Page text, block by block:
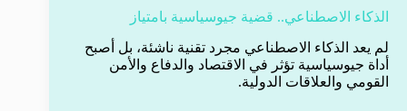
الذكاء الاصطناعي.. قضية جيوسياسية بامتياز
لم يعد الذكاء الاصطناعي مجرد تقنية ناشئة، بل أصبح
أداة جيوسياسية تؤثر في الاقتصاد والدفاع والأمن
القومي والعلاقات الدولية.